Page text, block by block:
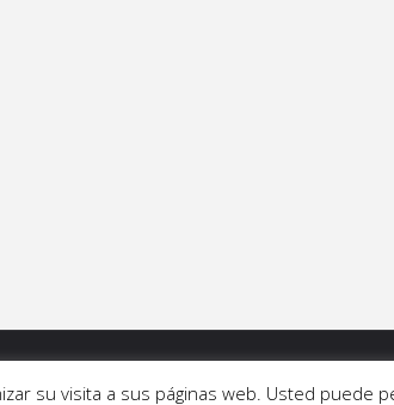
| CONTACTO
su visita a sus páginas web. Usted puede